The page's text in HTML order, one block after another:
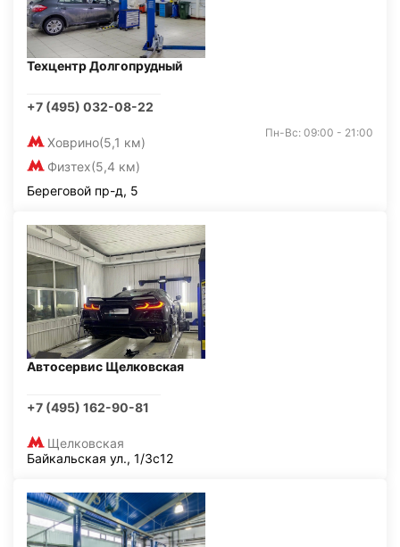
Техцентр Долгопрудный
+7 (495) 032-08-22
Ховрино(5,1 км)
Физтех(5,4 км)
Пн-Вс: 09:00 - 21:00
Береговой пр-д, 5
Автосервис Щелковская
+7 (495) 162-90-81
Щелковская
Байкальская ул., 1/3с12